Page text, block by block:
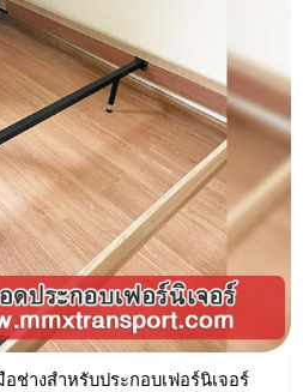
ช่างสำหรับประกอบเฟอร์นิเจอร์